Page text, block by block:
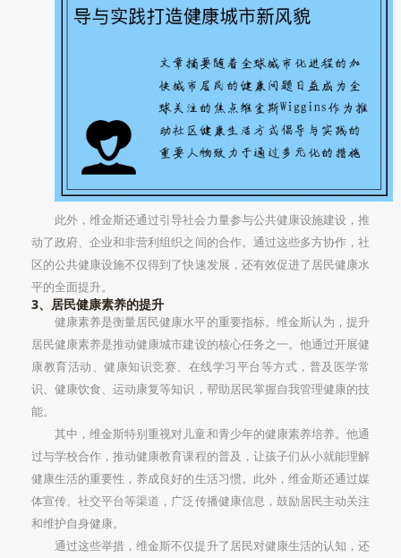
此外，维金斯还通过引导社会力量参与公共健康设施建设，推
动了政府、企业和非营利组织之间的合作。通过这些多方协作，社
区的公共健康设施不仅得到了快速发展，还有效促进了居民健康水
平的全面提升。
3、居民健康素养的提升
健康素养是衡量居民健康水平的重要指标。维金斯认为，提升
居民健康素养是推动健康城市建设的核心任务之一。他通过开展健
康教育活动、健康知识竞赛、在线学习平台等方式，普及医学常
识、健康饮食、运动康复等知识，帮助居民掌握自我管理健康的技
能。
其中，维金斯特别重视对儿童和青少年的健康素养培养。他通
过与学校合作，推动健康教育课程的普及，让孩子们从小就能理解
健康生活的重要性，养成良好的生活习惯。此外，维金斯还通过媒
体宣传、社交平台等渠道，广泛传播健康信息，鼓励居民主动关注
和维护自身健康。
通过这些举措，维金斯不仅提升了居民对健康生活的认知，还